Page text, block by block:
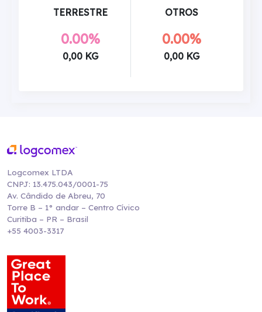
TERRESTRE
0.00%
0,00 KG
OTROS
0.00%
0,00 KG
Logcomex LTDA
CNPJ: 13.475.043/0001-75
Av. Cândido de Abreu, 70
Torre B – 1° andar – Centro Cívico
Curitiba – PR – Brasil
+55 4003-3317